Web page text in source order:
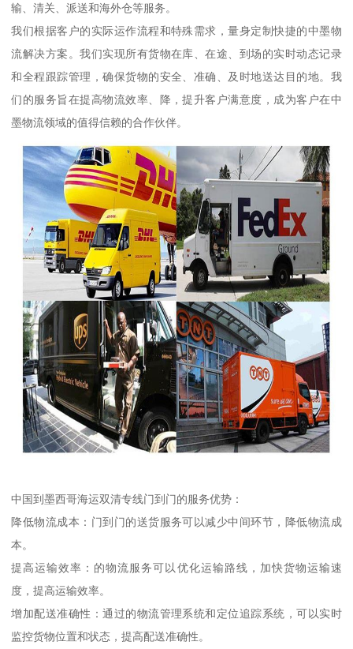
输、清关、派送和海外仓等服务。
我们根据客户的实际运作流程和特殊需求，量身定制快捷的中墨物
流解决方案。我们实现所有货物在库、在途、到场的实时动态记录
和全程跟踪管理，确保货物的安全、准确、及时地送达目的地。我
们的服务旨在提高物流效率、降，提升客户满意度，成为客户在中
墨物流领域的值得信赖的合作伙伴。
中国到墨西哥海运双清专线门到门的服务优势：
降低物流成本：门到门的送货服务可以减少中间环节，降低物流成
本。
提高运输效率：的物流服务可以优化运输路线，加快货物运输速
度，提高运输效率。
增加配送准确性：通过的物流管理系统和定位追踪系统，可以实时
监控货物位置和状态，提高配送准确性。